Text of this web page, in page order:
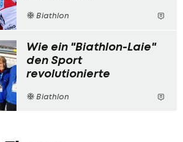
Biathlon
Wie ein "Biathlon-Laie"
den Sport
revolutionierte
Biathlon